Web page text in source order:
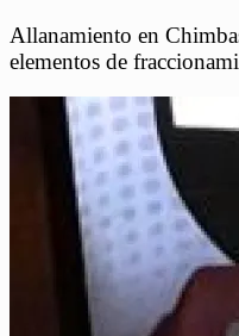
Allanamiento en
elementos de